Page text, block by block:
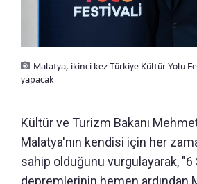
Malatya, ikinci kez Türkiye Kültür Yolu
yapacak
Kültür ve Turizm Bakanı
Malatya'nın kendisi için her
sahip olduğunu vurgulayarak, "6